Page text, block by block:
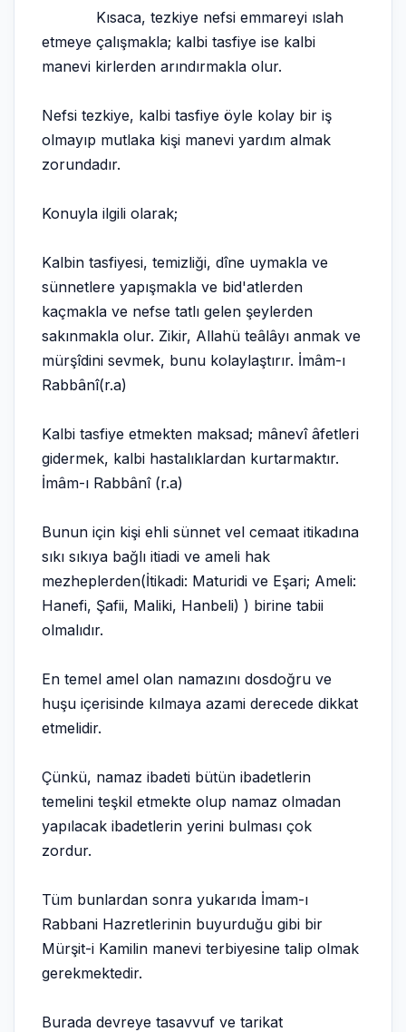
Kısaca, tezkiye nefsi emmareyi ıslah
etmeye çalışmakla; kalbi tasfiye ise kalbi
manevi kirlerden arındırmakla olur.
Nefsi tezkiye, kalbi tasfiye öyle kolay bir iş
olmayıp mutlaka kişi manevi yardım almak
zorundadır.
Konuyla ilgili olarak;
Kalbin tasfiyesi, temizliği, dîne uymakla ve
sünnetlere yapışmakla ve bid'atlerden
kaçmakla ve nefse tatlı gelen şeylerden
sakınmakla olur. Zikir, Allahü teâlâyı anmak ve
mürşîdini sevmek, bunu kolaylaştırır. İmâm-ı
Rabbânî(r.a)
Kalbi tasfiye etmekten maksad; mânevî âfetleri
gidermek, kalbi hastalıklardan kurtarmaktır.
İmâm-ı Rabbânî (r.a)
Bunun için kişi ehli sünnet vel cemaat itikadına
sıkı sıkıya bağlı itiadi ve ameli hak
mezheplerden(İtikadi: Maturidi ve Eşari; Ameli:
Hanefi, Şafii, Maliki, Hanbeli) ) birine tabii
olmalıdır.
En temel amel olan namazını dosdoğru ve
huşu içerisinde kılmaya azami derecede dikkat
etmelidir.
Çünkü, namaz ibadeti bütün ibadetlerin
temelini teşkil etmekte olup namaz olmadan
yapılacak ibadetlerin yerini bulması çok
zordur.
Tüm bunlardan sonra yukarıda İmam-ı
Rabbani Hazretlerinin buyurduğu gibi bir
Mürşit-i Kamilin manevi terbiyesine talip olmak
gerekmektedir.
Burada devreye tasavvuf ve tarikat